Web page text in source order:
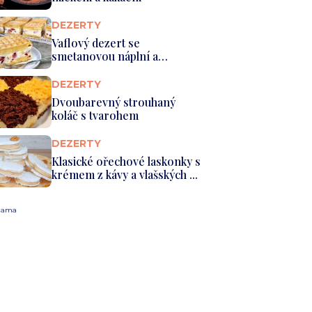
DEZERTY
Vaflový dezert se
smetanovou náplní a
jahodami
DEZERTY
Dvoubarevný strouhaný
koláč s tvarohem
DEZERTY
Klasické ořechové laskonky s
krémem z kávy a vlašských ...